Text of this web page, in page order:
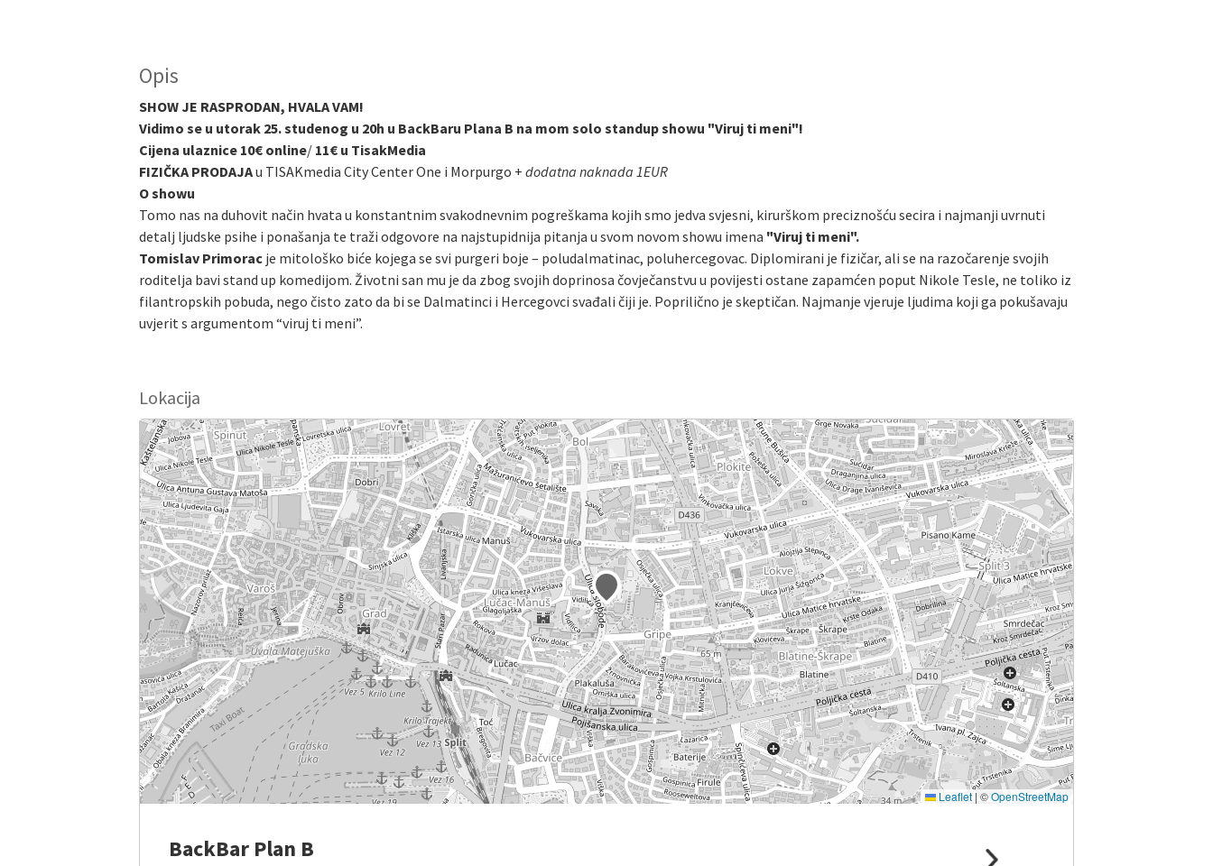
Opis
SHOW JE RASPRODAN, HVALA VAM!
Vidimo se u utorak 25. studenog u 20h u BackBaru Plana B na mom solo standup showu "Viruj ti meni"!
Cijena ulaznice 10€ online/ 11€ u TisakMedia
FIZIČKA PRODAJAu TISAKmedia City Center One i Morpurgo + dodatna naknada 1EUR
O showu
Tomo nas na duhovit način hvata u konstantnim svakodnevnim pogreškama kojih smo jedva svjesni, kirurškom preciznošću secira i najmanji uvrnuti
detalj ljudske psihe i ponašanja te traži odgovore na najstupidnija pitanja u svom novom showu imena "Viruj ti meni".
Tomislav Primorac je mitološko biće kojega se svi purgeri boje – poludalmatinac, poluhercegovac. Diplomirani je fizičar, ali se na razočarenje svojih
roditelja bavi stand up komedijom. Životni san mu je da zbog svojih doprinosa čovječanstvu u povijesti ostane zapamćen poput Nikole Tesle, ne toliko iz
filantropskih pobuda, nego čisto zato da bi se Dalmatinci i Hercegovci svađali čiji je. Poprilično je skeptičan. Najmanje vjeruje ljudima koji ga pokušavaju
uvjerit s argumentom “viruj ti meni”.
Lokacija
Leaflet | ©OpenStreetMap
BackBar Plan B